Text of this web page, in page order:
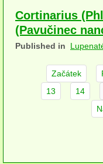
Perithecia nestromatická
Rosoly
Cortinarius
(Pavučinec
Published in
Začátek
13
14